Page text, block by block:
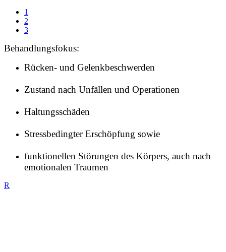
1
2
3
Behandlungsfokus:
Rücken- und Gelenkbeschwerden
Zustand nach Unfällen und Operationen
Haltungsschäden
Stressbedingter Erschöpfung sowie
funktionellen Störungen des Körpers, auch nach
emotionalen Traumen
R